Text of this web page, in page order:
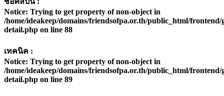
Notice: Trying to get property of non-object in
/home/ideakeep/domains/friendsofpa.or.th/public_html/frontend/
detail.php on line 88
เทคนิค :
Notice: Trying to get property of non-object in
/home/ideakeep/domains/friendsofpa.or.th/public_html/frontend/
detail.php on line 89